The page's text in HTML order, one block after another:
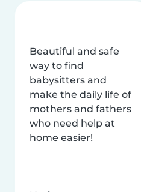
Beautiful and safe
way to find
babysitters and
make the daily life of
mothers and fathers
who need help at
home easier!